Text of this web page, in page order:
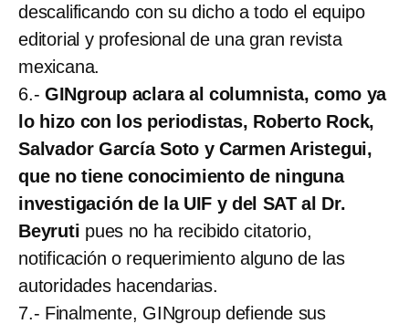
descalificando con su dicho a todo el equipo
editorial y profesional de una gran revista
mexicana.
6.- GINgroup aclara al columnista, como ya
lo hizo con los periodistas, Roberto Rock,
Salvador García Soto y Carmen Aristegui,
que no tiene conocimiento de ninguna
investigación de la UIF y del SAT al Dr.
Beyruti pues no ha recibido citatorio,
notificación o requerimiento alguno de las
autoridades hacendarias.
7.- Finalmente, GINgroup defiende sus